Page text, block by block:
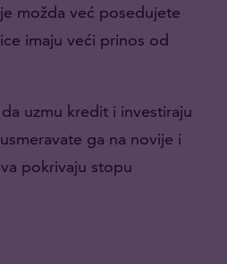
možda već posedujete
imaju veći prinos od
uzmu kredit i investiraju
ga na novije i
pokrivaju stopu